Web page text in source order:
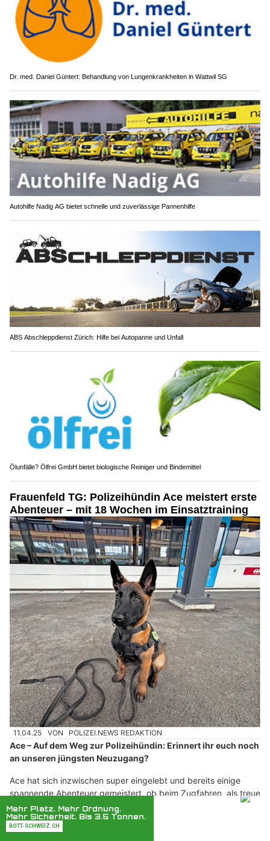
Dr. med. Daniel Güntert: Behandlung von Lungenkrankheiten in Wattwil SG
Autohilfe Nadig AG bietet schnelle und zuverlässige Pannenhilfe
ABS Abschleppdienst Zürich: Hilfe bei Autopanne und Unfall
Ölunfälle? Ölfrei GmbH bietet biologische Reiniger und Bindemittel
Frauenfeld TG: Polizeihündin Ace meistert erste
Abenteuer – mit 18 Wochen im Einsatztraining
11.04.25 VON POLIZEI.NEWS REDAKTION
Ace – Auf dem Weg zur Polizeihündin: Erinnert ihr euch noch
an unseren jüngsten Neuzugang?
Ace hat sich inzwischen super eingelebt und bereits einige
spannende Abenteuer gemeistert, ob beim Zugfahren, als treue
Begleiterin im Baumarkt oder bei ihren ersten Schritten im Wald.
Weiterlesen